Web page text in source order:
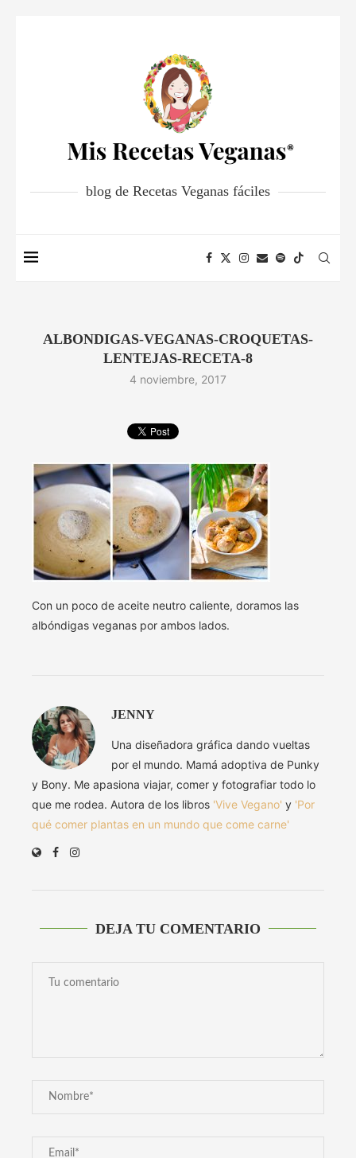
blog de Recetas Veganas fáciles
ALBONDIGAS-VEGANAS-CROQUETAS-
LENTEJAS-RECETA-8
4 noviembre, 2017
Con un poco de aceite neutro caliente, doramos las
albóndigas veganas por ambos lados.
JENNY
Una diseñadora gráfica dando vueltas
por el mundo. Mamá adoptiva de Punky
y Bony. Me apasiona viajar, comer y fotografiar todo lo
que me rodea. Autora de los libros 'Vive Vegano' y 'Por
qué comer plantas en un mundo que come carne'
DEJA TU COMENTARIO